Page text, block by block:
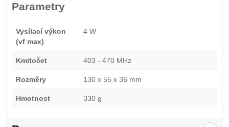
Parametry
Vysílací výkon
(vf max)
4 W
Kmitočet 403 - 470 MHz
Rozměry 130 x 55 x 36 mm
Hmotnost 330 g